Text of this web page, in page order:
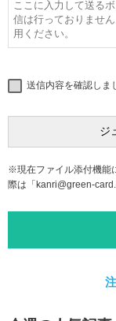
送信内容を確認しま
※現在ファイル添付機能
際は「kanri@green-